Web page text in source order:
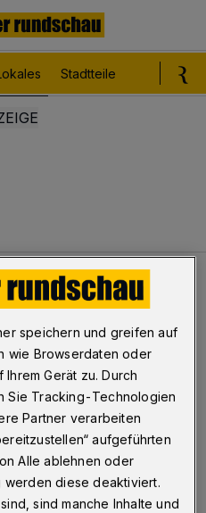
Stadtteile
zusammengestoßen
auf dem Westring in
(22. Juni 2015)
entstand ein
rund 11.000 Euro.
speichern und greifen auf
wie Browserdaten oder
Gerät zu. Durch
Sie Tracking-Technologien
Partner verarbeiten
aufgeführten
Alle ablehnen oder
werden diese deaktiviert.
sind manche Inhalte und